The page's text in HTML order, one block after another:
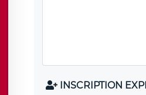
INSCRIPTION